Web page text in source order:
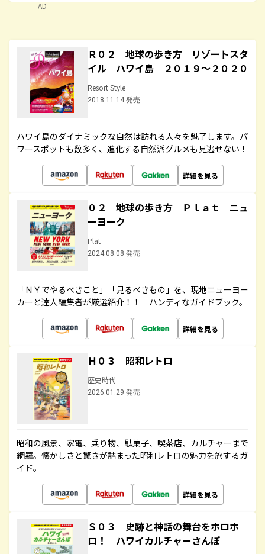
AD
Ｒ０２ 地球の歩き方 リゾートスタ
イル ハワイ島 ２０１９～２０２０
Resort Style
2018.11.14 発売
ハワイ島のダイナミックな自然は訪れる人々を魅了します。パ
ワースポットも数多く、進化する自然派グルメも見逃せない！
詳細を見る
０２ 地球の歩き方 Ｐｌａｔ ニュ
ーヨーク
Plat
2024.08.08 発売
「ＮＹでやるべきこと」「見るべきもの」を、現地ニューヨー
カーと達人編集者が厳選紹介！！ ハンディなガイドブック。
詳細を見る
Ｈ０３ 昭和レトロ
歴史時代
2026.01.29 発売
昭和の風景、家電、乗り物、駄菓子、喫茶店、カルチャーまで
網羅。懐かしさと驚きが詰まった昭和レトロの魅力を旅するガ
イド。
詳細を見る
Ｓ０３ 史跡と神話の舞台をホロホ
ロ！ ハワイカルチャーさんぽ